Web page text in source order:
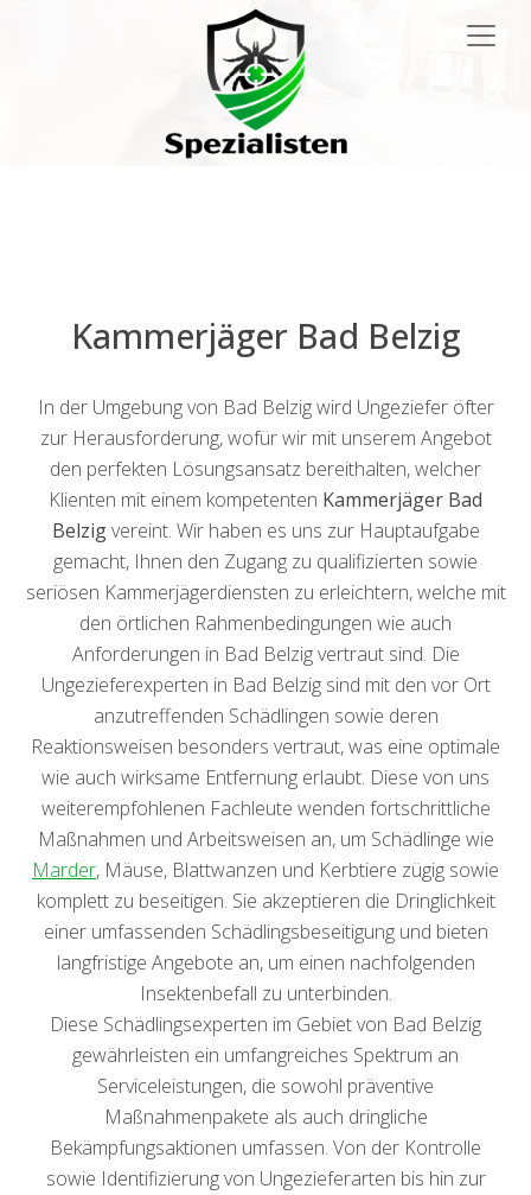
Kammerjäger Bad Belzig
In der Umgebung von Bad Belzig wird Ungeziefer öfter
zur Herausforderung, wofür wir mit unserem Angebot
den perfekten Lösungsansatz bereithalten, welcher
Klienten mit einem kompetenten Kammerjäger Bad
Belzigvereint. Wir haben es uns zur Hauptaufgabe
gemacht, Ihnen den Zugang zu qualifizierten sowie
seriösen Kammerjägerdiensten zu erleichtern, welche mit
den örtlichen Rahmenbedingungen wie auch
Anforderungen in Bad Belzig vertraut sind. Die
Ungezieferexperten in Bad Belzig sind mit den vor Ort
anzutreffenden Schädlingen sowie deren
Reaktionsweisen besonders vertraut, was eine optimale
wie auch wirksame Entfernung erlaubt. Diese von uns
weiterempfohlenen Fachleute wenden fortschrittliche
Maßnahmen und Arbeitsweisen an, um Schädlinge wie
Marder, Mäuse, Blattwanzen und Kerbtiere zügig sowie
komplett zu beseitigen. Sie akzeptieren die Dringlichkeit
einer umfassenden Schädlingsbeseitigung und bieten
langfristige Angebote an, um einen nachfolgenden
Insektenbefall zu unterbinden.
Diese Schädlingsexperten im Gebiet von Bad Belzig
gewährleisten ein umfangreiches Spektrum an
Serviceleistungen, die sowohl präventive
Maßnahmenpakete als auch dringliche
Bekämpfungsaktionen umfassen. Von der Kontrolle
sowie Identifizierung von Ungezieferarten bis hin zur